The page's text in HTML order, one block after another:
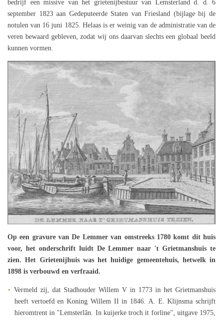
bedrijf een missive van het grietenijbestuur van Lemsterland d. d. 6
september 1823 aan Gedeputeerde Staten van Friesland (bijlage bij de
notulen van 16 juni 1825. Helaas is er weinig van de administratie van de
veren bewaard gebleven, zodat wij ons daarvan slechts een globaal beeld
kunnen vormen.
Op een gravure van De Lemmer van omstreeks 1780 komt dit huis
voor, het onderschrift luidt De Lemmer naar 't Grietmanshuis te
zien. Het Grietenijhuis was het huidige gemeentehuis, hetwelk in
1898 is verbouwd en verfraaid.
Vermeld zij, dat Stadhouder Willem V in 1773 in het Grietmanshuis
heeft vertoefd en Koning Willem II in 1846. A. E. Klijnsma schrijft
hieromtrent in "Lemsterlân. In kuijerke troch it forline", uitgave 1975,